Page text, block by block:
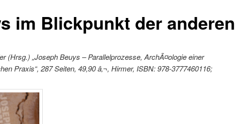
im Blickpunkt der anderen
(Hrsg.) „Joseph Beuys – Parallelprozesse, ArchÃ¤ologie einer
Praxis“, 287 Seiten, 49,90 â‚¬, Hirmer, ISBN: 978-3777460116;